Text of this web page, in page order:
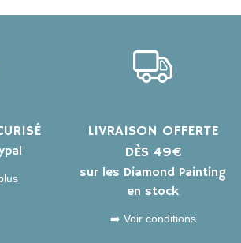
LIVRAISON OFFERTE
DÈS 49€
sur les Diamond Painting
en stock
➡️ Voir conditions